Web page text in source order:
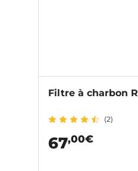
Filtre à charbon
(2)
67,00€